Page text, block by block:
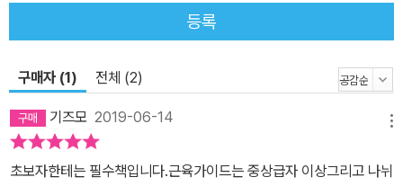
련 방법을 바탕으로 일반인들이 다치지 않고 체계적으로 힘을 키울
수 있는 운동 노하우를 설명하고 있어 스트렝스에 관심이 많은 사람
등록
구매자 (1) 전체 (2)
기즈모 2019-06-14
초보자한테는 필수책입니다.근육가이드는 중상급자 이상그리고 나뉘